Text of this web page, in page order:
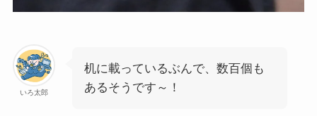
いろ太郎
机に載っているぶんで、数百個も
あるそうです～！